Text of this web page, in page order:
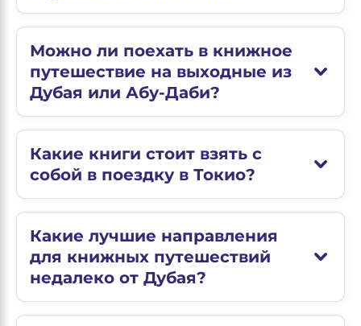
Можно ли поехать в книжное
путешествие на выходные из
Дубая или Абу-Даби?
Какие книги стоит взять с
собой в поездку в Токио?
Какие лучшие направления
для книжных путешествий
недалеко от Дубая?